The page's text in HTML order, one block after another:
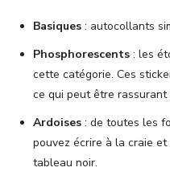
Basiques : autocollants
Phosphorescents : les
cette catégorie. Ces
ce qui peut être
Ardoises : de toutes les
pouvez écrire à la craie et
tableau noir.